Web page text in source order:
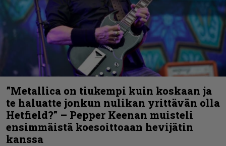
”Metallica on tiukempi kuin koskaan ja
te haluatte jonkun nulikan yrittävän olla
Hetfield?” – Pepper Keenan muisteli
ensimmäistä koesoittoaan hevijätin
kanssa